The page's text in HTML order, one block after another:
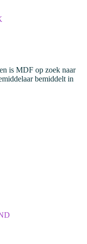
is MDF op zoek naar
bemiddelt in